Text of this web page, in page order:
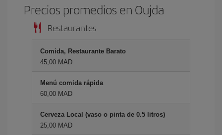
Precios promedios en Oujda
Restaurantes
Comida, Restaurante Barato
45,00 MAD
Menú comida rápida
60,00 MAD
Cerveza Local (vaso o pinta de 0.5 litros)
25,00 MAD